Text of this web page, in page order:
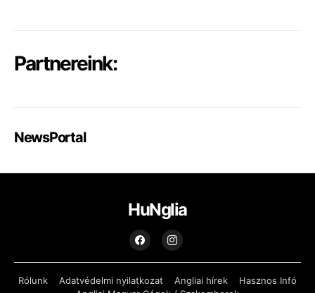
Partnereink:
NewsPortal
HuNglia
Rólunk Adatvédelmi nyilatkozat Angliai hírek
Hasznos Infó